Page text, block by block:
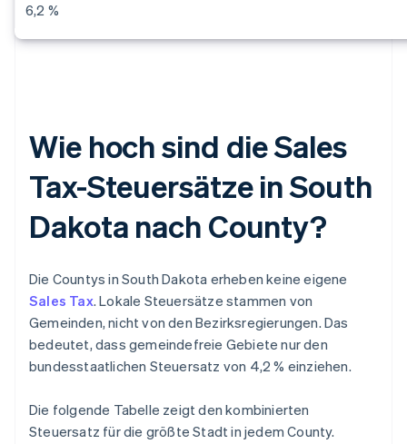
6,2 %
Wie hoch sind die Sales
Tax-Steuersätze in South
Dakota nach County?
Die Countys in South Dakota erheben keine eigene
Sales Tax. Lokale Steuersätze stammen von
Gemeinden, nicht von den Bezirksregierungen. Das
bedeutet, dass gemeindefreie Gebiete nur den
bundesstaatlichen Steuersatz von 4,2 % einziehen.
Die folgende Tabelle zeigt den kombinierten
Steuersatz für die größte Stadt in jedem County.